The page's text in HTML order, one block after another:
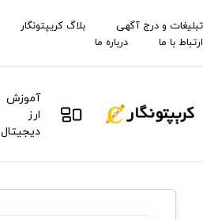
تبلیغات و درج آگهی
بلاگ کریپتونگار
ارتباط با ما
درباره ما
آموزش
ارز
دیجیتال